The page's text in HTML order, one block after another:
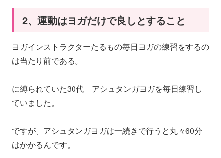
2、運動はヨガだけで良しとすること
ヨガインストラクターたるもの毎日ヨガの練習をするの
は当たり前である。
に縛られていた30代 アシュタンガヨガを毎日練習し
ていました。
ですが、アシュタンガヨガは一続きで行うと丸々60分
はかかるんです。